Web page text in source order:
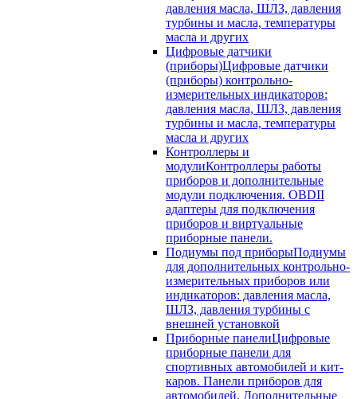
давления масла, ШЛЗ, давления
турбины и масла, температуры
масла и других
Цифровые датчики
(приборы)Цифровые датчики
(приборы) контрольно-
измерительных индикаторов:
давления масла, ШЛЗ, давления
турбины и масла, температуры
масла и других
Контроллеры и
модулиКонтроллеры работы
приборов и дополнительные
модули подключения. OBDII
адаптеры для подключения
приборов и виртуальные
приборные панели.
Подиумы под приборыПодиумы
для дополнительных контрольно-
измерительных приборов или
индикаторов: давления масла,
ШЛЗ, давления турбины с
внешней установкой
Приборные панелиЦифровые
приборные панели для
спортивных автомобилей и кит-
каров. Панели приборов для
автомобилей. Дополнительные